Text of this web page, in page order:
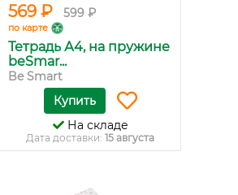
569 ₽ 599 ₽
по карте
Тетрадь А4, на пружине
beSmar...
Be Smart
Купить
На складе
Дата доставки: 15 августа